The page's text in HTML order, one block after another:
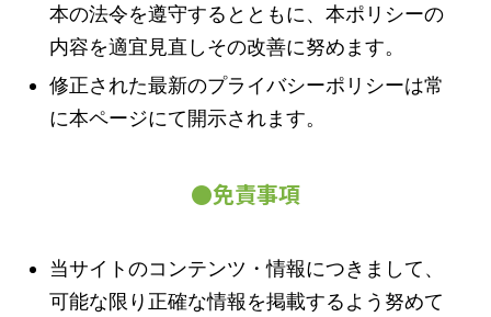
本の法令を遵守するとともに、本ポリシーの
内容を適宜見直しその改善に努めます。
修正された最新のプライバシーポリシーは常
に本ページにて開示されます。
●免責事項
当サイトのコンテンツ・情報につきまして、
可能な限り正確な情報を掲載するよう努めて